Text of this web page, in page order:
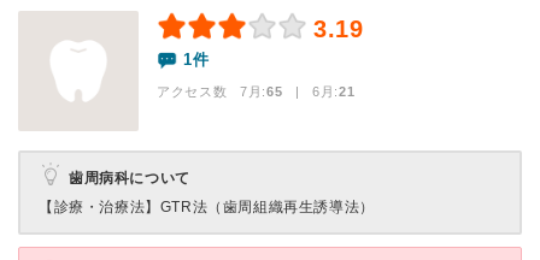
3.19
1件
アクセス数 7月:65 | 6月:21
歯周病科について
【診療・治療法】 GTR法（歯周組織再生誘導法）